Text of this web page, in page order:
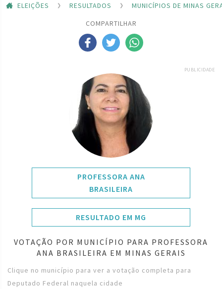
ELEIÇÕES RESULTADOS
MUNICÍPIOS DE MINAS
COMPARTILHAR
PUBLICIDADE
PROFESSORA ANA
BRASILEIRA
RESULTADO EM MG
VOTAÇÃO POR MUNICÍPIO PARA PROFESSORA
ANA BRASILEIRA EM MINAS GERAIS
Clique no município para ver a votação completa para
Deputado Federal naquela cidade